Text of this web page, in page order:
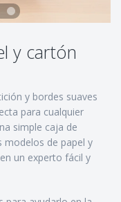
y cartón
y bordes suaves
para cualquier
simple caja de
modelos de papel y
un experto fácil y